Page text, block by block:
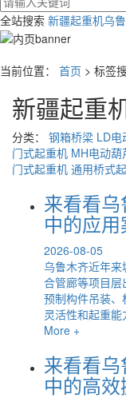
全站搜索 新疆起重机乌
当前位置： 首页 > 标签
新疆起重
分类： 钢箱桥梁 LD电
门式起重机 MH电动
门式起重机 通用桥式
来看看
中的应用
2026-08-05
乌鲁木齐近年
合管廊等项目
预制构件吊装
灵活性和起重
More +
来看看
中的高效